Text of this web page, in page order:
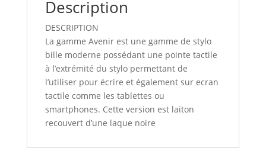
Description
DESCRIPTION
La gamme Avenir est une gamme de stylo
bille moderne possédant une pointe tactile
à l’extrémité du stylo permettant de
l’utiliser pour écrire et également sur ecran
tactile comme les tablettes ou
smartphones. Cette version est laiton
recouvert d’une laque noire